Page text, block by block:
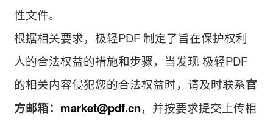
性文件。
根据相关要求，极轻PDF 制定了旨在保护权利
人的合法权益的措施和步骤，当发现 极轻PDF
的相关内容侵犯您的合法权益时，请及时联系官
方邮箱： market@pdf.cn，并按要求提交上传相